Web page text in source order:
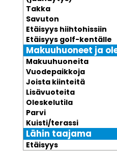
Takka
Savuton
Etäisyys hiihtohissiin
Etäisyys golf-kentälle
Makuuhuoneet ja
Makuuhuoneita
Vuodepaikkoja
Joista kiinteitä
Lisävuoteita
Oleskelutila
Parvi
Kuisti/terassi
Lähin taajama
Etäisyys